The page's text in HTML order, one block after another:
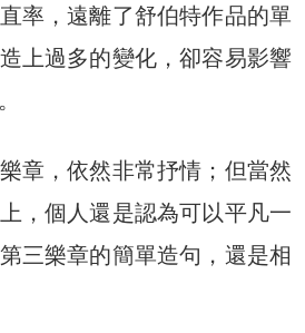
率，遠離了舒伯特作品的單
上過多的變化，卻容易影響
章，依然非常抒情；但當然
，個人還是認為可以平凡一
三樂章的簡單造句，還是相